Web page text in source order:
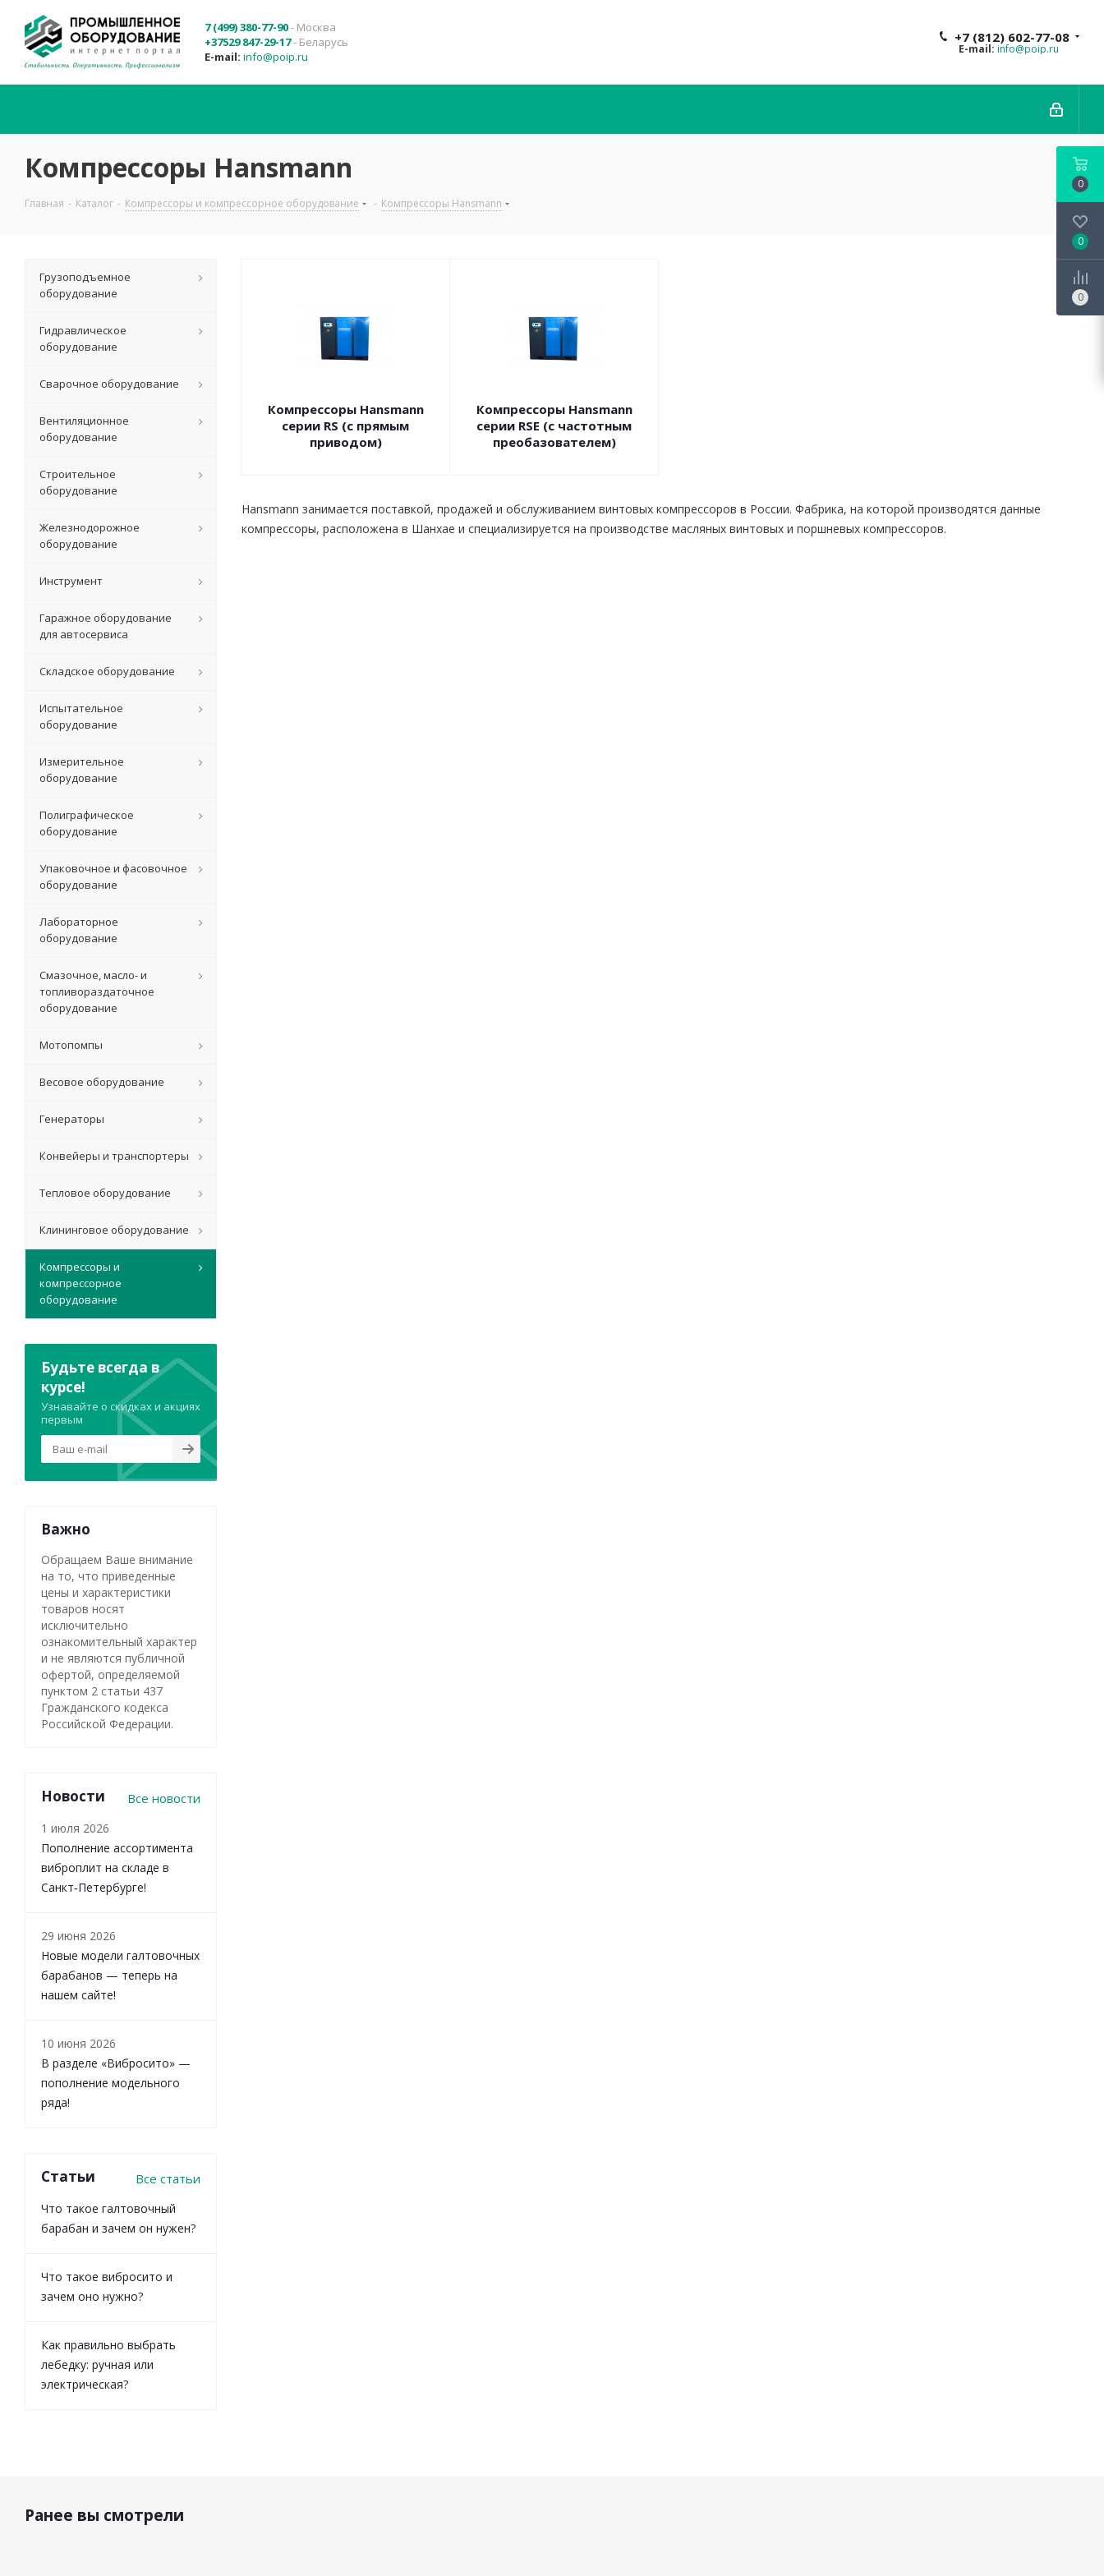
7 (499) 380-77-90- Москва
+37529 847-29-17- Беларусь
E-mail: info@poip.ru
+7 (812) 602-77-08
E-mail: info@poip.ru
Компрессоры Hansmann
Главная - Каталог - Компрессоры и компрессорное оборудование - Компрессоры Hansmann
Компрессоры Hansmann
серии RS (с прямым
приводом)
Компрессоры Hansmann
серии RSE (с частотным
преобазователем)
Hansmann занимается поставкой, продажей и обслуживанием винтовых компрессоров в России. Фабрика, на которой производятся данные
компрессоры, расположена в Шанхае и специализируется на производстве масляных винтовых и поршневых компрессоров.
Грузоподъемное
оборудование
Гидравлическое
оборудование
Сварочное оборудование
Вентиляционное
оборудование
Строительное
оборудование
Железнодорожное
оборудование
Инструмент
Гаражное оборудование
для автосервиса
Складское оборудование
Испытательное
оборудование
Измерительное
оборудование
Полиграфическое
оборудование
Упаковочное и фасовочное
оборудование
Лабораторное
оборудование
Смазочное, масло- и
топливораздаточное
оборудование
Мотопомпы
Весовое оборудование
Генераторы
Конвейеры и транспортеры
Тепловое оборудование
Клининговое оборудование
Компрессоры и
компрессорное
оборудование
Будьте всегда в
курсе!
Узнавайте о скидках и акциях
первым
Важно
Обращаем Ваше внимание
на то, что приведенные
цены и характеристики
товаров носят
исключительно
ознакомительный характер
и не являются публичной
офертой, определяемой
пунктом 2 статьи 437
Гражданского кодекса
Российской Федерации.
Новости Все новости
1 июля 2026
Пополнение ассортимента
виброплит на складе в
Санкт‑Петербурге!
29 июня 2026
Новые модели галтовочных
барабанов — теперь на
нашем сайте!
10 июня 2026
В разделе «Вибросито» —
пополнение модельного
ряда!
Статьи Все статьи
Что такое галтовочный
барабан и зачем он нужен?
Что такое вибросито и
зачем оно нужно?
Как правильно выбрать
лебедку: ручная или
электрическая?
Ранее вы смотрели
0
0
0